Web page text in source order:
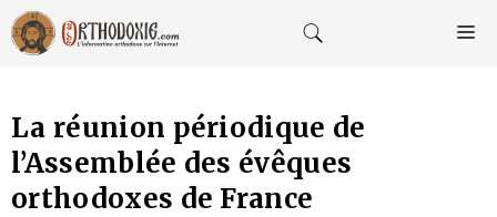
Aller
au
contenu
La réunion périodique de
l’Assemblée des évêques
orthodoxes de France